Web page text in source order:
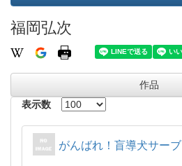
福岡弘次
作品
表示数
がんばれ！盲導犬サーブ